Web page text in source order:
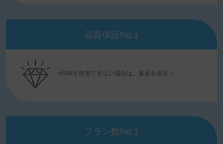
品質保証No.1
eSIMを使用できない場合は、返金を保証！
プラン数No.1